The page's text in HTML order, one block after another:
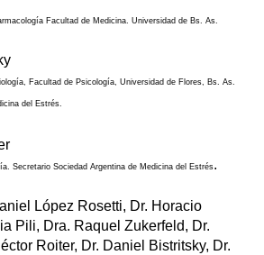
Facultad de Medicina. Universidad de Bs. As.
Facultad de Psicología, Universidad de Flores, Bs. As.
del Estrés.
Secretario Sociedad Argentina de Medicina del Estrés.
López Rosetti, Dr. Horacio
Pili, Dra. Raquel Zukerfeld, Dr.
Roiter, Dr. Daniel Bistritsky, Dr.